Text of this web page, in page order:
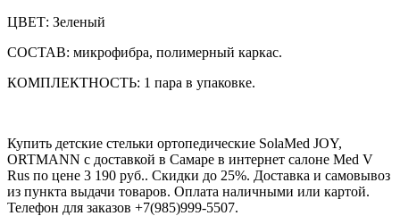
ЦВЕТ: Зеленый
СОСТАВ: микрофибра, полимерный каркас.
КОМПЛЕКТНОСТЬ: 1 пара в упаковке.
Купить детские стельки ортопедические SolaMed JOY,
ORTMANN с доставкой в Самаре в интернет салоне Med V
Rus по цене 3 190 руб.. Скидки до 25%. Доставка и самовывоз
из пункта выдачи товаров. Оплата наличными или картой.
Телефон для заказов +7(985)999-5507.